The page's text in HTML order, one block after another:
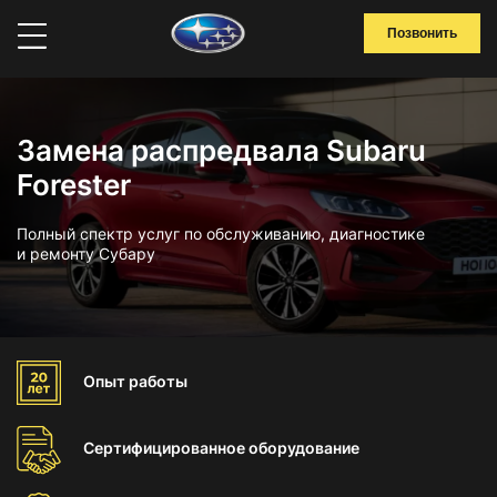
Позвонить
Замена распредвала Subaru
Forester
Полный спектр услуг по обслуживанию, диагностике
и ремонту Субару
Опыт работы
Сертифицированноеоборудование